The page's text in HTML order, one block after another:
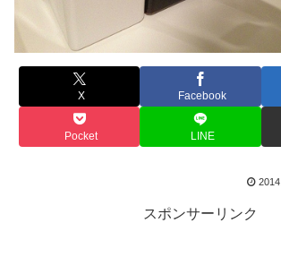
X Facebook
Pocket LINE
スポンサーリンク